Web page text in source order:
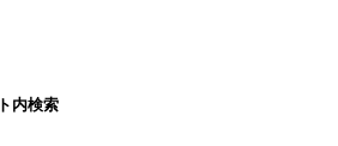
内検索